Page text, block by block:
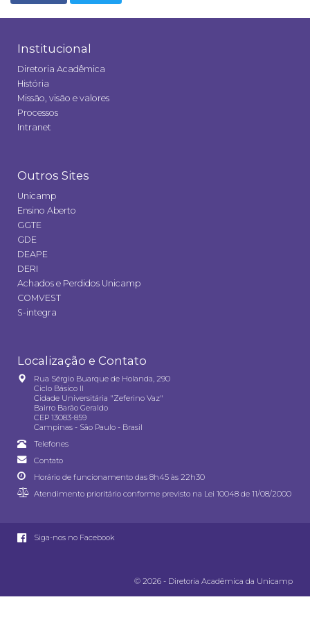
Institucional
Diretoria Acadêmica
História
Missão, visão e valores
Processos
Intranet
Outros Sites
Unicamp
Ensino Aberto
GGTE
GDE
DEAPE
DERI
Achados e Perdidos Unicamp
COMVEST
S-integra
Localização e Contato
Rua Sérgio Buarque de Holanda, 290
Ciclo Básico II
Cidade Universitária "Zeferino Vaz"
Bairro Barão Geraldo
CEP 13083-859
Campinas - São Paulo - Brasil
Telefones
Contato
Horário de funcionamento das 8h45 às 22h30
Atendimento prioritário conforme previsto na Lei 10048 de 11/08/2000
Siga-nos no Facebook
© 2026 - Diretoria Acadêmica da Unicamp